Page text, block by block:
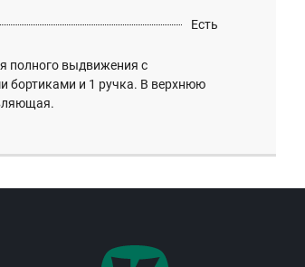
Есть
полного выдвижения с
бортиками и 1 ручка. В верхнюю